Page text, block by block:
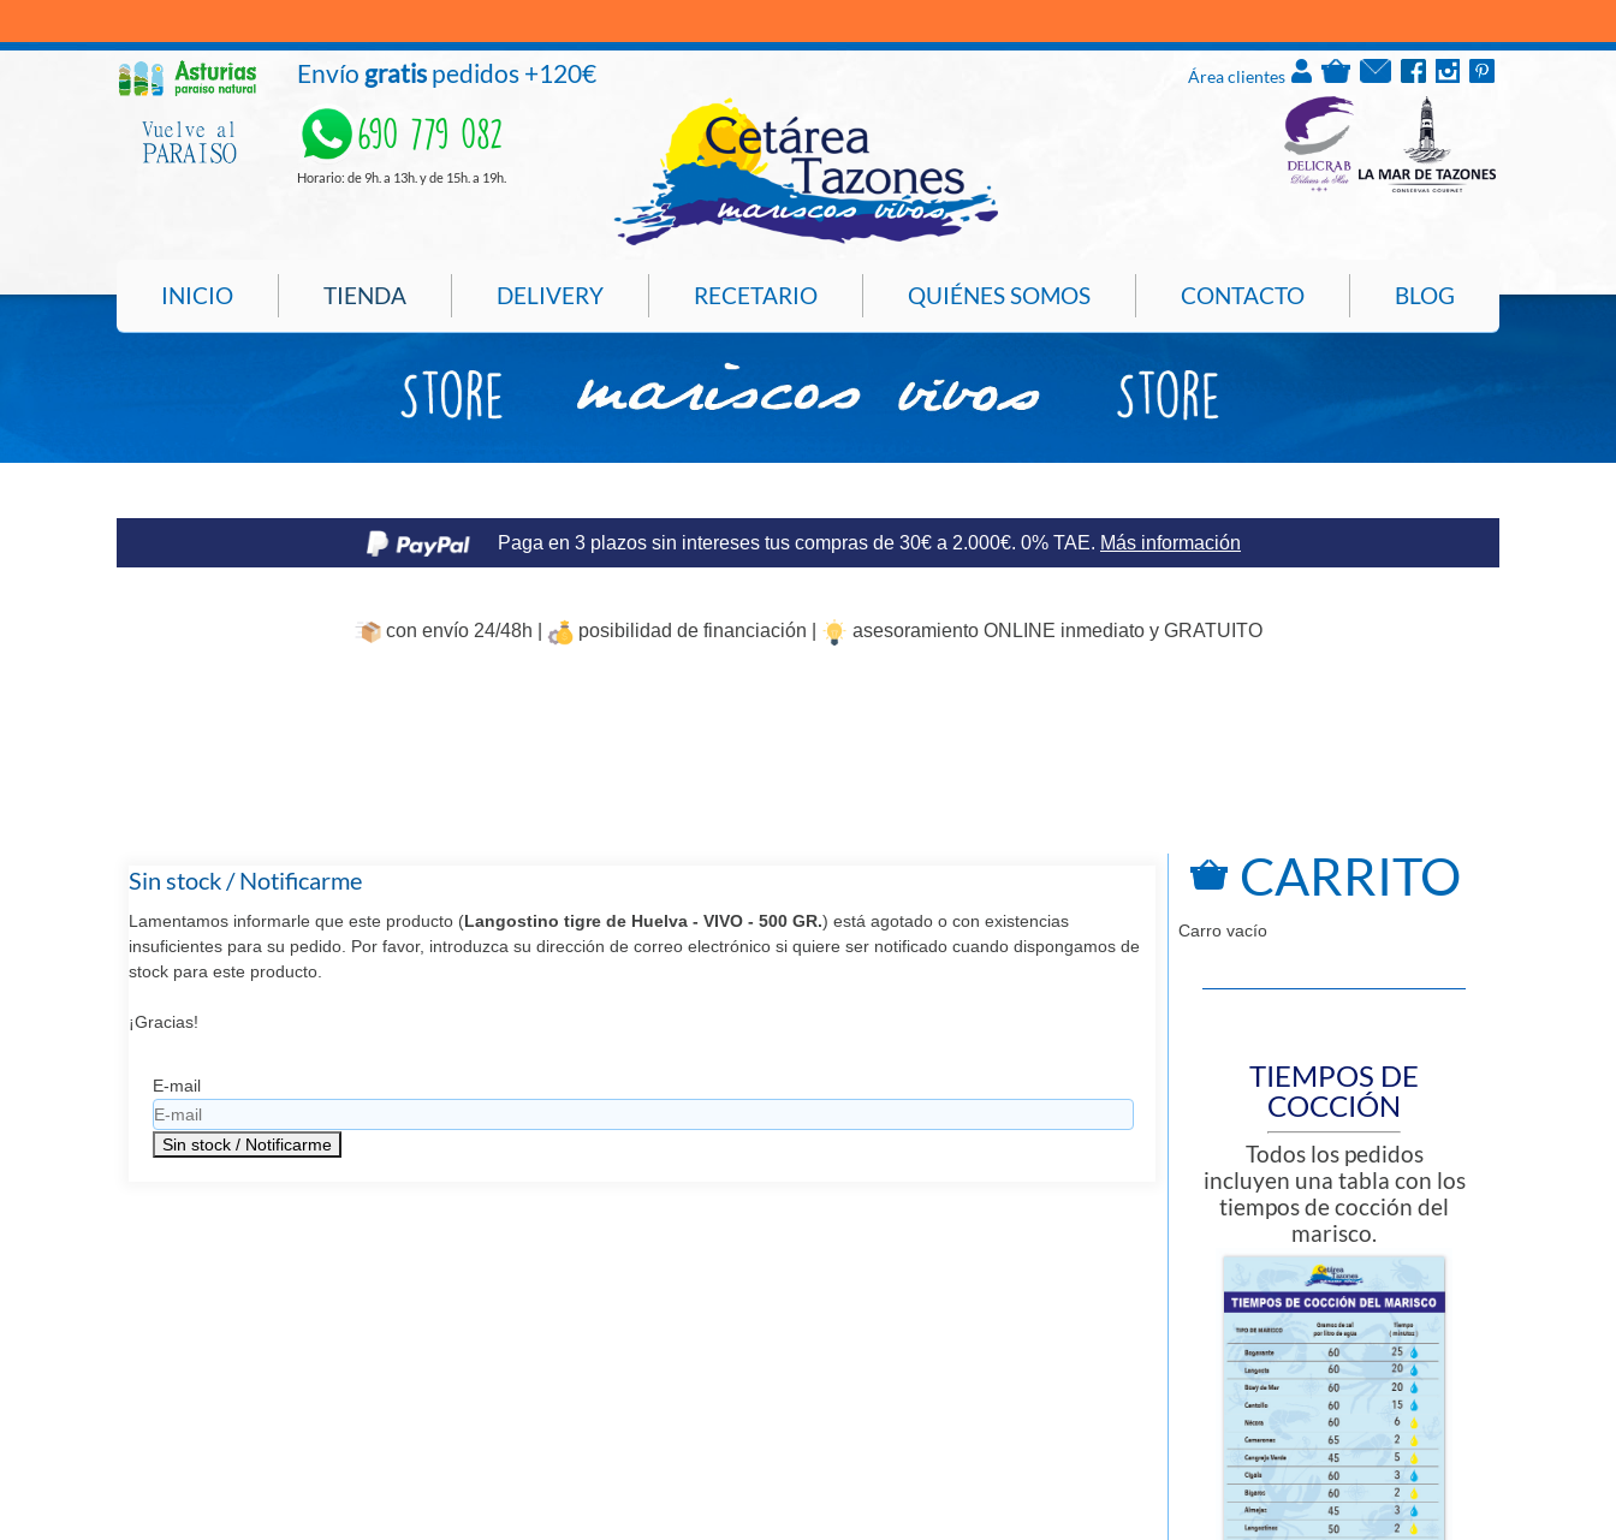
Envío gratispedidos +120€ Área clientes
690 779 082
Horario: de 9h. a 13h. y de 15h. a 19h.
INICIO TIENDA DELIVERY RECETARIO QUIÉNES SOMOS CONTACTO BLOG
Paga en 3 plazos sin intereses tus compras de 30€ a 2.000€. 0% TAE. Más información
con envío 24/48h | posibilidad de financiación | asesoramiento ONLINE inmediato y GRATUITO
Sin stock / Notificarme
Lamentamos informarle que este producto (Langostino tigre de Huelva - VIVO - 500 GR.) está agotado o con existencias
insuficientes para su pedido. Por favor, introduzca su dirección de correo electrónico si quiere ser notificado cuando dispongamos de
stock para este producto.
¡Gracias!
E-mail
CARRITO
Carro vacío
TIEMPOS DE
COCCIÓN
Todos los pedidos
incluyen una tabla con los
tiempos de cocción del
marisco.